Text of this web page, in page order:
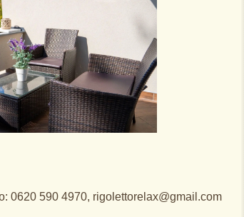
0620 590 4970, rigolettorelax@gmail.com